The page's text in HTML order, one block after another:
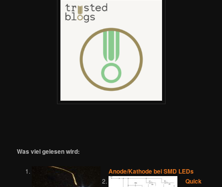
Was viel gelesen wird:
Anode/Kathode bei SMD LEDs
Quick